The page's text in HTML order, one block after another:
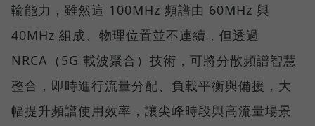
輸能力，雖然這 100MHz 頻譜由 60MHz 與
40MHz 組成、物理位置並不連續，但透過
NRCA（5G 載波聚合）技術，可將分散頻譜智慧
整合，即時進行流量分配、負載平衡與備援，大
幅提升頻譜使用效率，讓尖峰時段與高流量場景